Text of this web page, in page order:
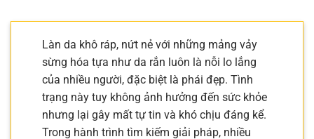
Làn da khô ráp, nứt nẻ với những mảng vảy
sừng hóa tựa như da rắn luôn là nỗi lo lắng
của nhiều người, đặc biệt là phái đẹp. Tình
trạng này tuy không ảnh hưởng đến sức khỏe
nhưng lại gây mất tự tin và khó chịu đáng kể.
Trong hành trình tìm kiếm giải pháp, nhiều